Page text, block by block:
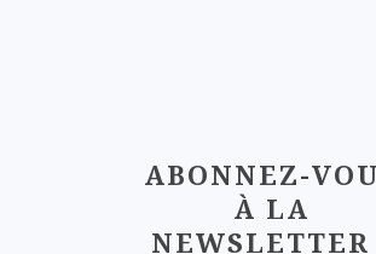
ABONNEZ-
À LA
NEWSLETTER